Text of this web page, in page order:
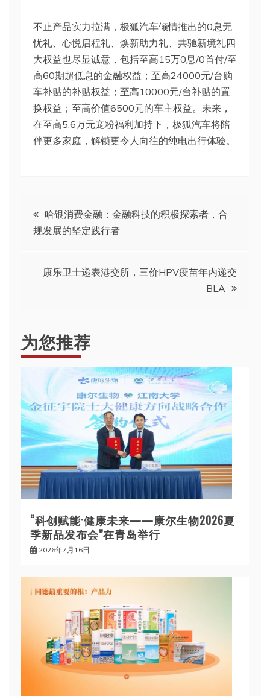
不止产品实力拉满，极狐汽车倾情推出的0息无
忧礼、心悦启程礼、焕新助力礼、共驰新境礼四
大权益也尽显诚意，包括至高15万0息/0首付/至
高60期超低息的金融权益；至高24000元/台购
车补贴的补贴权益；至高10000元/台补贴的置
换权益；至高价值6500元的车主权益。未来，
在至高5.6万元宠粉福利加持下，极狐汽车将陪
伴更多家庭，解锁更令人向往的纯电出行体验。
文
章
哈银消费金融：金融科技的积极探索者，合
规发展的坚定践行者
康乐卫士递表港交所，三价HPV疫苗年内递交
BLA
为您推荐
“科创赋能·健康未来——康尔生物2026夏
季新品发布会”在青岛举行
2026年7月16日